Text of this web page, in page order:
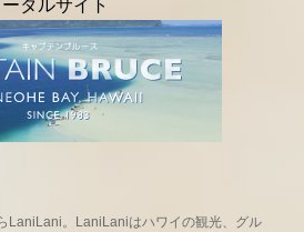
LaniLani。LaniLaniはハワイの観光、グル